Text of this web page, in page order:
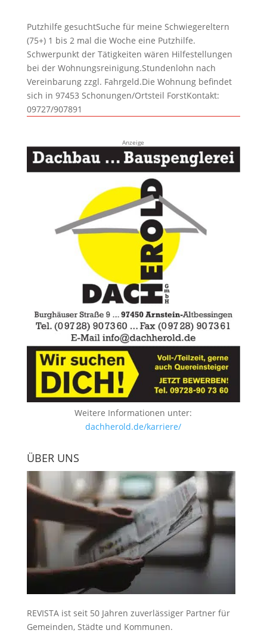
Putzhilfe gesuchtSuche für meine Schwiegereltern
(75+) 1 bis 2 mal die Woche eine Putzhilfe.
Schwerpunkt der Tätigkeiten wären Hilfestellungen
bei der Wohnungsreinigung.Stundenlohn nach
Vereinbarung zzgl. Fahrgeld.Die Wohnung befindet
sich in 97453 Schonungen/Ortsteil ForstKontakt:
09727/907891
Anzeige
Weitere Informationen unter:
dachherold.de/karriere/
ÜBER UNS
REVISTA ist seit 50 Jahren zuverlässiger Partner für
Gemeinden, Städte und Kommunen.